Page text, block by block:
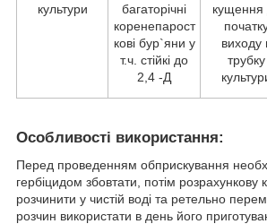
культури
багаторічні
коренепарост
кові бур`яни у
т.ч. стійкі до
2,4 -Д
кущення
виходу
трубку
Особливості використання:
Перед проведенням обприскування
гербіцидом збовтати, потім розрахункову
розчинити у чистій воді та ретельно
розчин використати в день його